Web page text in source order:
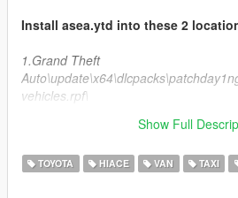
Install asea.ytd into these 2
1.Grand Theft
vehicles.rpf\
2.Grand Theft
Show Full
TOYOTA HIACE VAN TAXI